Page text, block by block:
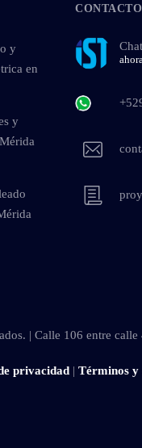
y
en
y
CONTACTO
| Calle 106 entre
privacidad | Términos y